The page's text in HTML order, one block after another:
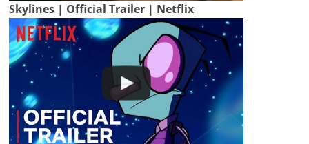
Skylines | Official Trailer | Netflix